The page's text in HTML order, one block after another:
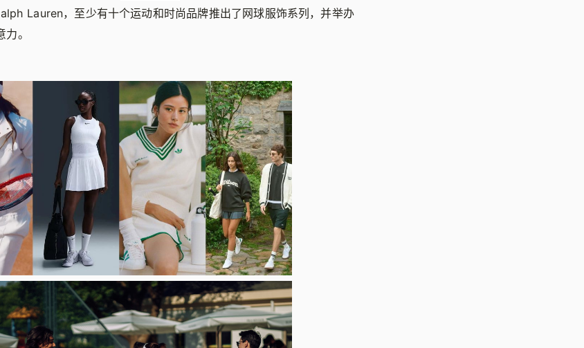
Lauren，至少有十个运动和时尚品牌推出了网球服饰系列，并举办
。